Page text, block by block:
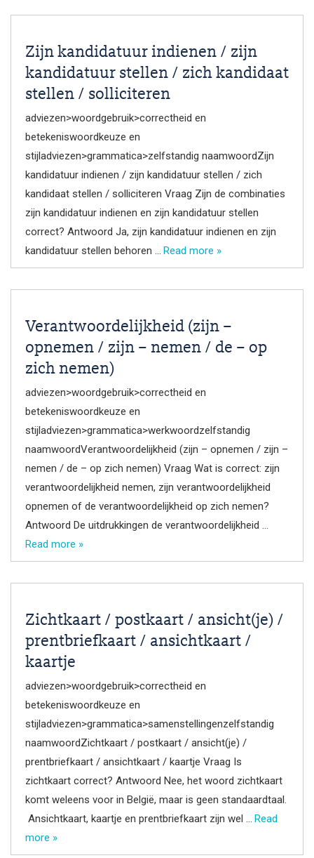
Zijn kandidatuur indienen / zijn
kandidatuur stellen / zich kandidaat
stellen / solliciteren
adviezen>woordgebruik>correctheid en
betekeniswoordkeuze en
stijladviezen>grammatica>zelfstandig naamwoordZijn
kandidatuur indienen / zijn kandidatuur stellen / zich
kandidaat stellen / solliciteren Vraag Zijn de combinaties
zijn kandidatuur indienen en zijn kandidatuur stellen
correct? Antwoord Ja, zijn kandidatuur indienen en zijn
kandidatuur stellen behoren … Read more »
Verantwoordelijkheid (zijn –
opnemen / zijn – nemen / de – op
zich nemen)
adviezen>woordgebruik>correctheid en
betekeniswoordkeuze en
stijladviezen>grammatica>werkwoordzelfstandig
naamwoordVerantwoordelijkheid (zijn – opnemen / zijn –
nemen / de – op zich nemen) Vraag Wat is correct: zijn
verantwoordelijkheid nemen, zijn verantwoordelijkheid
opnemen of de verantwoordelijkheid op zich nemen?
Antwoord De uitdrukkingen de verantwoordelijkheid …
Read more »
Zichtkaart / postkaart / ansicht(je) /
prentbriefkaart / ansichtkaart /
kaartje
adviezen>woordgebruik>correctheid en
betekeniswoordkeuze en
stijladviezen>grammatica>samenstellingenzelfstandig
naamwoordZichtkaart / postkaart / ansicht(je) /
prentbriefkaart / ansichtkaart / kaartje Vraag Is
zichtkaart correct? Antwoord Nee, het woord zichtkaart
komt weleens voor in België, maar is geen standaardtaal.
Ansichtkaart, kaartje en prentbriefkaart zijn wel … Read
more »